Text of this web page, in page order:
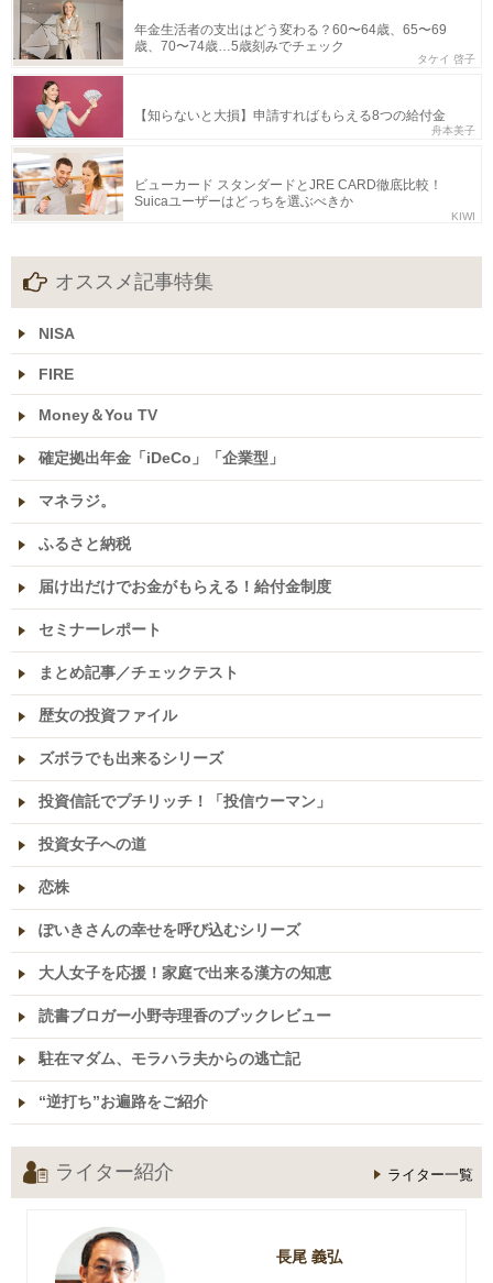
年金生活者の支出はどう変わる？60〜64歳、65〜69
歳、70〜74歳…5歳刻みでチェック
タケイ 啓子
【知らないと大損】申請すればもらえる8つの給付金
舟本美子
ビューカード スタンダードとJRE CARD徹底比較！
Suicaユーザーはどっちを選ぶべきか
KIWI
オススメ記事特集
NISA
FIRE
Money＆You TV
確定拠出年金「iDeCo」「企業型」
マネラジ。
ふるさと納税
届け出だけでお金がもらえる！給付金制度
セミナーレポート
まとめ記事／チェックテスト
歴女の投資ファイル
ズボラでも出来るシリーズ
投資信託でプチリッチ！「投信ウーマン」
投資女子への道
恋株
ぽいきさんの幸せを呼び込むシリーズ
大人女子を応援！家庭で出来る漢方の知恵
読書ブロガー小野寺理香のブックレビュー
駐在マダム、モラハラ夫からの逃亡記
“逆打ち”お遍路をご紹介
ライター紹介 ライター一覧
長尾 義弘